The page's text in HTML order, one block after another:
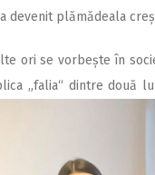
devenit plămădeala
ori se vorbește în
„falia“ dintre două